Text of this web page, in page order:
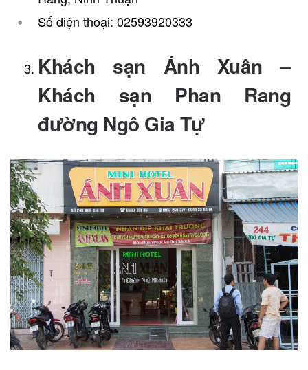
Số điện thoại: 02593920333
Khách sạn Ánh Xuân –
Khách sạn Phan Rang
đường Ngô Gia Tự